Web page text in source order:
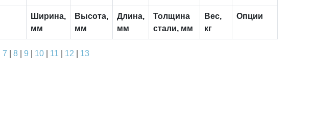
Ширина,
мм
Высота,
мм
Длина,
мм
Толщина
стали, мм
Вес,
кг
Опции
7 8| 9 10| 11 12 13